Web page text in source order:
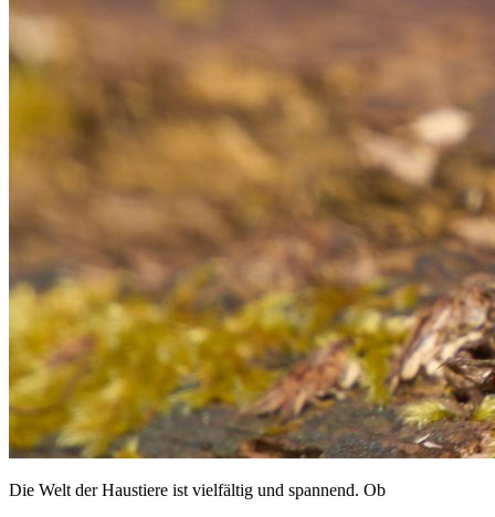
Die Welt der Haustiere ist vielfältig und spannend. Ob